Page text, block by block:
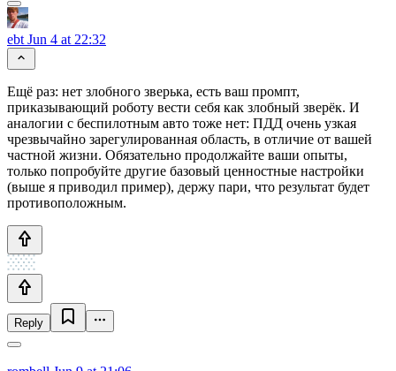
ebt Jun 4 at 22:32
Ещё раз: нет злобного зверька, есть ваш промпт,
приказывающий роботу вести себя как злобный зверёк. И
аналогии с беспилотным авто тоже нет: ПДД очень узкая
чрезвычайно зарегулированная область, в отличие от вашей
частной жизни. Обязательно продолжайте ваши опыты,
только попробуйте другие базовый ценностные настройки
(выше я приводил пример), держу пари, что результат будет
противоположным.
Reply